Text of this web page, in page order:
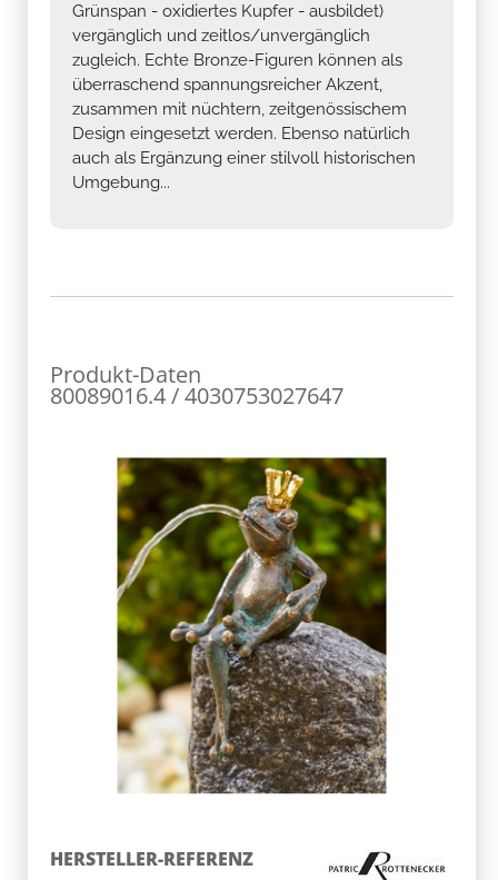
Grünspan - oxidiertes Kupfer - ausbildet)
vergänglich und zeitlos/unvergänglich
zugleich. Echte Bronze-Figuren können als
überraschend spannungsreicher Akzent,
zusammen mit nüchtern, zeitgenössischem
Design eingesetzt werden. Ebenso natürlich
auch als Ergänzung einer stilvoll historischen
Umgebung...
Produkt-Daten
80089016.4 / 4030753027647
HERSTELLER-REFERENZ